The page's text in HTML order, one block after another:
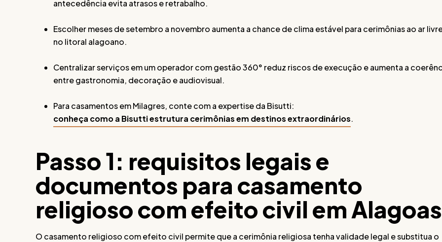
antecedência evita atrasos e retrabalho.
Escolher meses de setembro a novembro aumenta a chance de clima estável para cerimônias ao ar
no litoral alagoano.
Centralizar serviços em um operador com gestão 360° reduz riscos de execução e aumenta a
entre gastronomia, decoração e audiovisual.
Para casamentos em Milagres, conte com a expertise da Bisutti:
conheça como a Bisutti estrutura cerimônias em destinos extraordinários.
Passo 1: requisitos legais e
documentos para casamento
religioso com efeito civil em Alagoas
O casamento religioso com efeito civil permite que a cerimônia religiosa tenha validade legal e substitua o